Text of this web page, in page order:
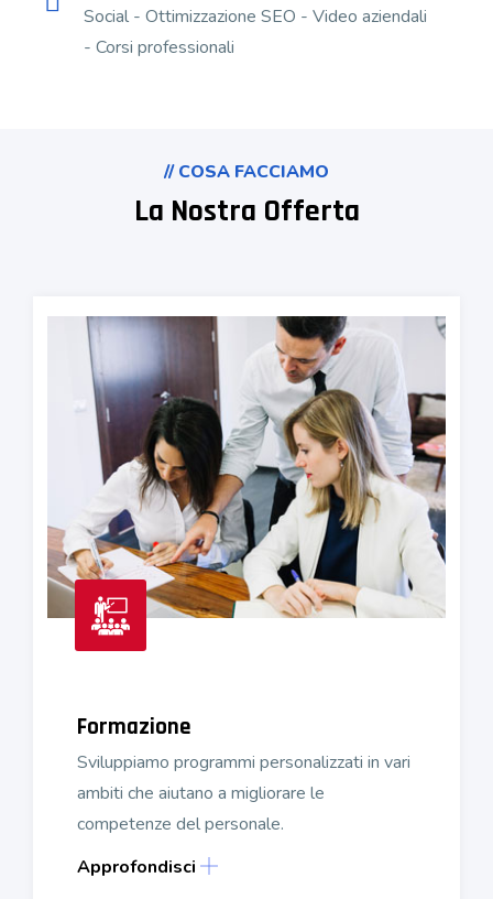
Social - Ottimizzazione SEO - Video aziendali
- Corsi professionali
// COSA FACCIAMO
La Nostra Offerta
Formazione
Sviluppiamo programmi personalizzati in vari
ambiti che aiutano a migliorare le
competenze del personale.
Approfondisci